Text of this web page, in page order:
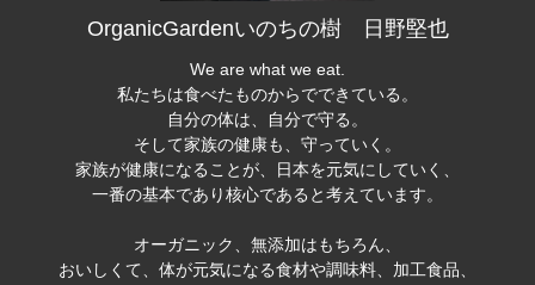
OrganicGardenいのちの樹 日野堅也
We are what we eat.
私たちは食べたものからでできている。
自分の体は、自分で守る。
そして家族の健康も、守っていく。
家族が健康になることが、日本を元気にしていく、
一番の基本であり核心であると考えています。
オーガニック、無添加はもちろん、
おいしくて、体が元気になる食材や調味料、加工食品、